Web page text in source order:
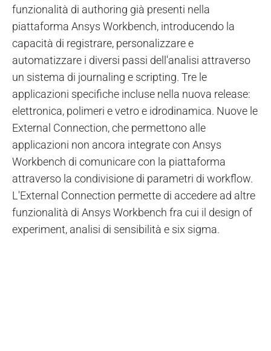
funzionalità di authoring già presenti nella
piattaforma Ansys Workbench, introducendo la
capacità di registrare, personalizzare e
automatizzare i diversi passi dell'analisi attraverso
un sistema di journaling e scripting. Tre le
applicazioni specifiche incluse nella nuova release:
elettronica, polimeri e vetro e idrodinamica. Nuove le
External Connection, che permettono alle
applicazioni non ancora integrate con Ansys
Workbench di comunicare con la piattaforma
attraverso la condivisione di parametri di workflow.
L'External Connection permette di accedere ad altre
funzionalità di Ansys Workbench fra cui il design of
experiment, analisi di sensibilità e six sigma.